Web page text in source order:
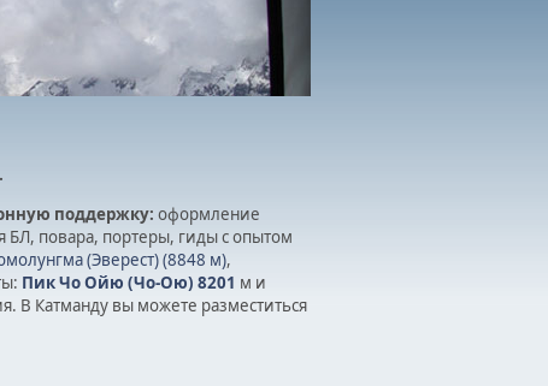
поддержку: оформление
БЛ, повара, портеры, гиды с опытом
(Эверест) (8848 м),
Пик Чо Ойю (Чо-Ою) 8201 м и
В Катманду вы можете разместиться